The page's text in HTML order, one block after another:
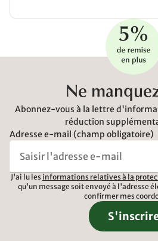
Ne
Abonnez-vous à la lettre
réduction
Adresse e-mail (champ obligatoire)
J'ai lu les informations relatives à la
qu'un message soit envoyé à l'adresse
confirmer mes